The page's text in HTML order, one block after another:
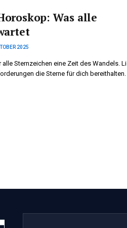
Was alle
2025
Sternzeichen eine Zeit des Wandels.
die Sterne für dich bereithalten.